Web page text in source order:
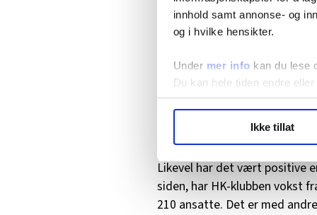
innhold samt annonse- og
og i hvilke hensikter.
Under mer info kan du lese
Du kan hele tiden endre
hvordan våre nettsider blir
annonsering. Disse er
Ikke tillat
kolleger, sier Holst som er
– Ja, hvordan skal vi ellers
Nettopp det å få vist seg
koronapandemien.
hjemmekontor i lange
derfor måttet la vente på seg.
Likevel har det vært positive
siden, har HK-klubben vokst
210 ansatte. Det er med